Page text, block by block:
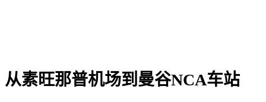
从素旺那普机场到曼谷NCA车站